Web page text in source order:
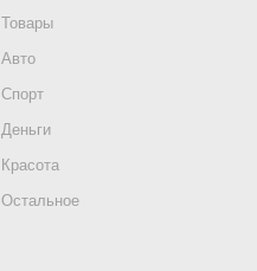
Товары
Авто
Спорт
Деньги
Красота
Остальное